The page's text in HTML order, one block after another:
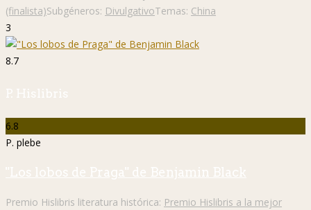
(finalista)Subgéneros: DivulgativoTemas: China
3
8.7
P. Hislibris
6.8
P. plebe
"Los lobos de Praga" de Benjamin Black
Premio Hislibris literatura histórica: Premio Hislibris a la mejor